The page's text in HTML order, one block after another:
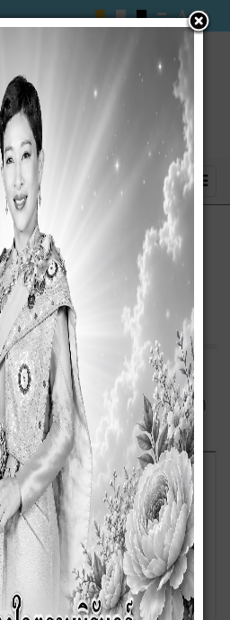
ดเผยราคากลางและการ
ก่อสร้าง โครงการ
สริมเหล็ก
าคากลางและการคำนวณราคา
ก่อสร้างถนนคอนกรีตเสริมเหล็ก